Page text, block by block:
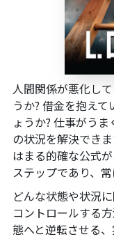
人間関係が悪化し
うか? 借金を抱え
ょうか? 仕事がう
の状況を解決でき
はまる的確な公式
ステップであり、常
どんな状態や状況
コントロールする
態へと逆転させる